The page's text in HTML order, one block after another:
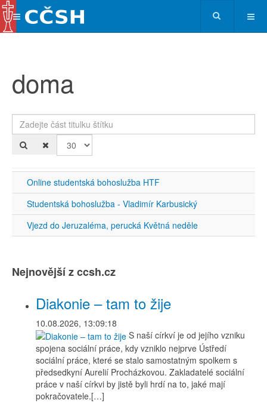
doma
Zadejte část titulku štítku
Online studentská bohoslužba HTF
Studentská bohoslužba - Vladimír Karbusický
Vjezd do Jeruzaléma, perucká Květná neděle
Nejnovější z ccsh.cz
Diakonie – tam to žije
10.08.2026, 13:09:18
S naší církví je od jejího vzniku
spojena sociální práce, kdy vzniklo nejprve Ústředí
sociální práce, které se stalo samostatným spolkem s
předsedkyní Aurelií Procházkovou. Zakladatelé sociální
práce v naší církvi by jistě byli hrdí na to, jaké mají
pokračovatele.[…]